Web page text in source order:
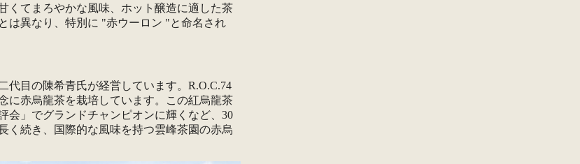
くてまろやかな風味、ホット醸造に適した茶
は異なり、特別に "赤ウーロン "と命名され
代目の陳希青氏が経営しています。R.O.C.74
に赤烏龍茶を栽培しています。この紅烏龍茶
会」でグランドチャンピオンに輝くなど、30
く続き、国際的な風味を持つ雲峰茶園の赤烏